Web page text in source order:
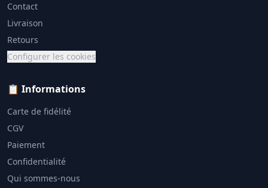
Contact
Livraison
Retours
Configurer les cookies
📋 Informations
Carte de fidélité
CGV
Paiement
Confidentialité
Qui sommes-nous